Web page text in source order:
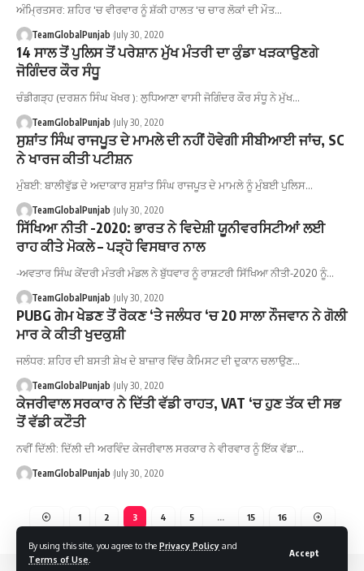
By using this site, you agree to the Privacy Policy and
Terms of Use
Accept
ਅੰਮ੍ਰਿਤਸਰ: ਸ਼ਹਿਰ 'ਚ ਵੀਰਵਾਰ ਨੂੰ ਸ਼ੱਕੀ ਹਾਲਤ 'ਚ ਚਾਰ ਲੋਕਾਂ ਦੀ ਮੌਤ…
TeamGlobalPunjab July 30, 2020
14 ਸਾਲ ਤੋਂ ਪੁਲਿਸ ਤੋਂ ਪਰੇਸ਼ਾਨ ਮੁੱਖ ਮੰਤਰੀ ਦਾ ਕੁੰਡਾ ਖੜਕਾਉਣਗੇ
ਜੋਗਿੰਦਰ ਕੌਰ ਸੰਧੂ
ਚੰਡੀਗੜ੍ਹ (ਦਰਸ਼ਨ ਸਿੰਘ ਖੋਖਰ ): ਲੁਧਿਆਣਾ ਵਾਸੀ ਜੋਗਿੰਦਰ ਕੌਰ ਸੰਧੂ ਨੇ ਮੁੱਖ…
TeamGlobalPunjab July 30, 2020
ਸੁਸ਼ਾਂਤ ਸਿੰਘ ਰਾਜਪੂਤ ਦੇ ਮਾਮਲੇ ਦੀ ਨਹੀਂ ਹੋਵੇਗੀ ਸੀਬੀਆਈ ਜਾਂਚ, SC
ਨੇ ਖਾਰਜ ਕੀਤੀ ਪਟੀਸ਼ਨ
ਮੁੰਬਈ: ਬਾਲੀਵੁੱਡ ਦੇ ਅਦਾਕਾਰ ਸੁਸ਼ਾਂਤ ਸਿੰਘ ਰਾਜਪੂਤ ਦੇ ਮਾਮਲੇ ਨੂੰ ਮੁੰਬਈ ਪੁਲਿਸ…
TeamGlobalPunjab July 30, 2020
ਸਿੱਖਿਆ ਨੀਤੀ -2020: ਭਾਰਤ ਨੇ ਵਿਦੇਸ਼ੀ ਯੂਨੀਵਰਸਿਟੀਆਂ ਲਈ
ਰਾਹ ਕੀਤੇ ਮੋਕਲੇ – ਪੜ੍ਹੋ ਵਿਸਥਾਰ ਨਾਲ
-ਅਵਤਾਰ ਸਿੰਘ ਕੇਂਦਰੀ ਮੰਤਰੀ ਮੰਡਲ ਨੇ ਬੁੱਧਵਾਰ ਨੂੰ ਰਾਸ਼ਟਰੀ ਸਿੱਖਿਆ ਨੀਤੀ-2020 ਨੂੰ…
TeamGlobalPunjab July 30, 2020
PUBG ਗੇਮ ਖੇਡਣ ਤੋਂ ਰੋਕਣ ‘ਤੇ ਜਲੰਧਰ ‘ਚ 20 ਸਾਲਾ ਨੌਜਵਾਨ ਨੇ ਗੋਲੀ
ਮਾਰ ਕੇ ਕੀਤੀ ਖੁਦਕੁਸ਼ੀ
ਜਲੰਧਰ: ਸ਼ਹਿਰ ਦੀ ਬਸਤੀ ਸ਼ੇਖ ਦੇ ਬਾਜ਼ਾਰ ਵਿੱਚ ਕੈਮਿਸਟ ਦੀ ਦੁਕਾਨ ਚਲਾਉਣ…
TeamGlobalPunjab July 30, 2020
ਕੇਜਰੀਵਾਲ ਸਰਕਾਰ ਨੇ ਦਿੱਤੀ ਵੱਡੀ ਰਾਹਤ, VAT ‘ਚ ਹੁਣ ਤੱਕ ਦੀ ਸਭ
ਤੋਂ ਵੱਡੀ ਕਟੌਤੀ
ਨਵੀਂ ਦਿੱਲੀ: ਦਿੱਲੀ ਦੀ ਅਰਵਿੰਦ ਕੇਜਰੀਵਾਲ ਸਰਕਾਰ ਨੇ ਵੀਰਵਾਰ ਨੂੰ ਇੱਕ ਵੱਡਾ…
TeamGlobalPunjab July 30, 2020
1 2 3 4 5 … 15 16